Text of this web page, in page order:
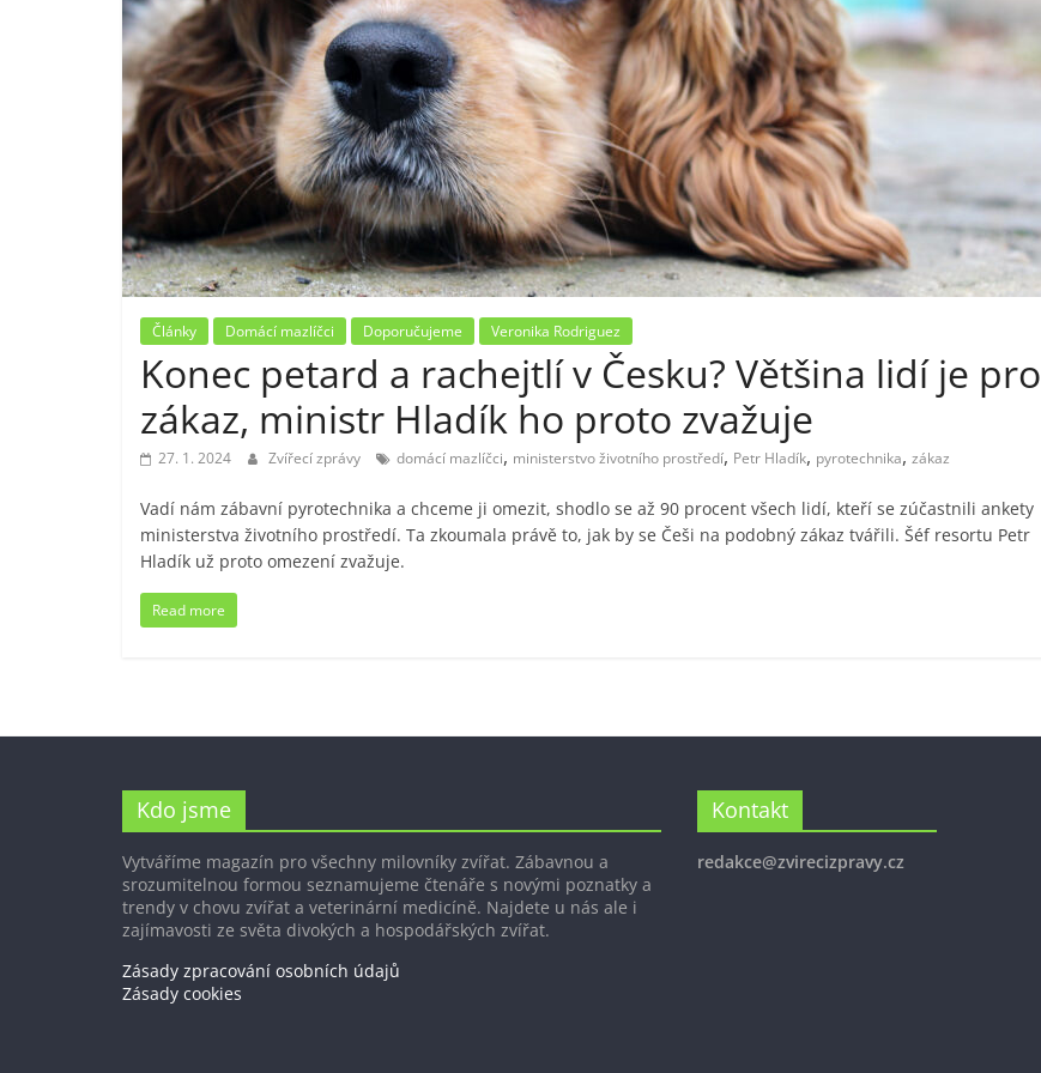
Články Domácí mazlíčci Doporučujeme Veronika Rodriguez
Konec petard a rachejtlí v Česku? Většina lidí je pro
zákaz, ministr Hladík ho proto zvažuje
27. 1. 2024 Zvířecí zprávy domácí mazlíčci, ministerstvo životního prostředí, Petr Hladík, pyrotechnika, zákaz
Vadí nám zábavní pyrotechnika a chceme ji omezit, shodlo se až 90 procent všech lidí, kteří se zúčastnili ankety
ministerstva životního prostředí. Ta zkoumala právě to, jak by se Češi na podobný zákaz tvářili. Šéf resortu Petr
Hladík už proto omezení zvažuje.
Read more
Kdo jsme
Vytváříme magazín pro všechny milovníky zvířat. Zábavnou a
srozumitelnou formou seznamujeme čtenáře s novými poznatky a
trendy v chovu zvířat a veterinární medicíně. Najdete u nás ale i
zajímavosti ze světa divokých a hospodářských zvířat.
Zásady zpracování osobních údajů
Zásady cookies
Kontakt
redakce@zvirecizpravy.cz